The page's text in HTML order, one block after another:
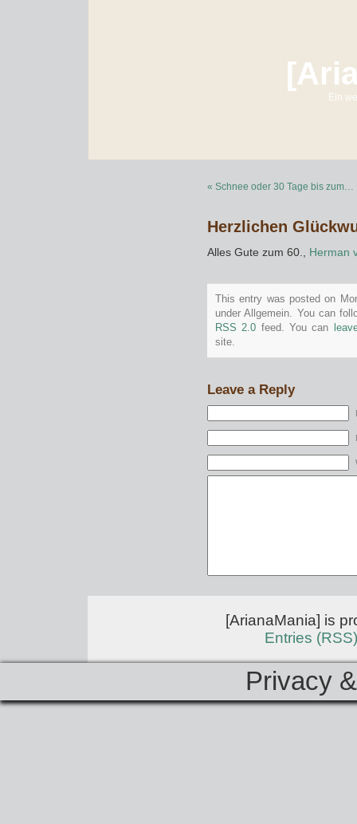
Ein
« Schnee oder 30 Tage bis zum…
Herzlichen
Alles Gute zum 60., Herman
This entry was posted on
under Allgemein. You can
RSS 2.0 feed. You can
site.
Leave a Reply
[ArianaMania] is
Entries (RSS)
Privacy